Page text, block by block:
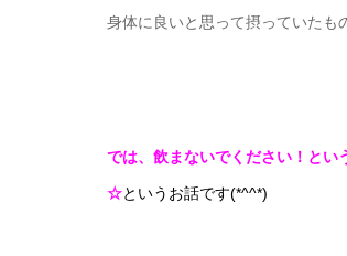
身体に良いと思って摂っていたも
では、飲まないでください！とい
☆というお話です(*^^*)